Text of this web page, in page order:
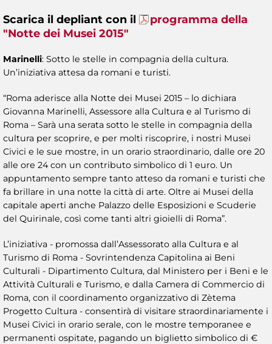
Scarica il depliant con il
programma della
"Notte dei Musei 2015"
Marinelli: Sotto le stelle in compagnia della cultura.
Un’iniziativa attesa da romani e turisti.
“Roma aderisce alla Notte dei Musei 2015 – lo dichiara
Giovanna Marinelli, Assessore alla Cultura e al Turismo di
Roma – Sarà una serata sotto le stelle in compagnia della
cultura per scoprire, e per molti riscoprire, i nostri Musei
Civici e le sue mostre, in un orario straordinario, dalle ore 20
alle ore 24 con un contributo simbolico di 1 euro. Un
appuntamento sempre tanto atteso da romani e turisti che
fa brillare in una notte la città di arte. Oltre ai Musei della
capitale aperti anche Palazzo delle Esposizioni e Scuderie
del Quirinale, così come tanti altri gioielli di Roma”.
L’iniziativa - promossa dall’Assessorato alla Cultura e al
Turismo di Roma - Sovrintendenza Capitolina ai Beni
Culturali - Dipartimento Cultura, dal Ministero per i Beni e le
Attività Culturali e Turismo, e dalla Camera di Commercio di
Roma, con il coordinamento organizzativo di Zètema
Progetto Cultura - consentirà di visitare straordinariamente i
Musei Civici in orario serale, con le mostre temporanee e
permanenti ospitate, pagando un biglietto simbolico di €